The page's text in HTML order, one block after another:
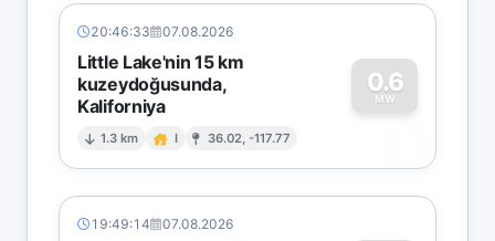
20:46:33 07.08.2026
Little Lake'nin 15 km
kuzeydoğusunda,
Kaliforniya
1.3 km I 36.02, -117.77
0.6
MW
0
19:49:14 07.08.2026